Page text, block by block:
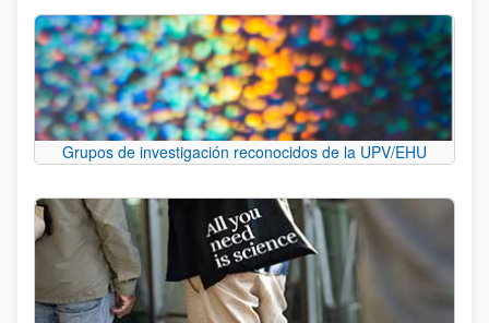
Grupos de investigación reconocidos de la UPV/EHU